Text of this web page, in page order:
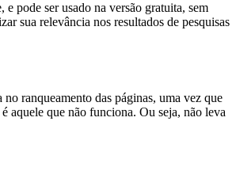
pode ser usado na versão gratuita, sem
sua relevância nos resultados de pesquisas
ranqueamento das páginas, uma vez que
aquele que não funciona. Ou seja, não leva